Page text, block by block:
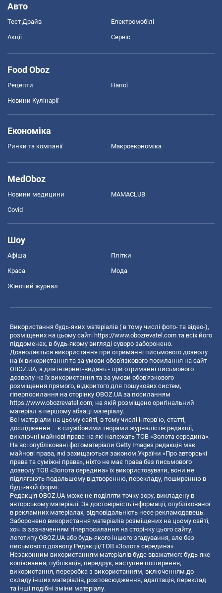
Авто
Тест Драйв Електромобілі
Акції Сервіс
Food Oboz
Рецепти Напої
Новини Кулінарії
Економіка
Ринки та компанії Макроекономіка
MedOboz
Новини медицини MAMACLUB
Covid
Шоу
Афіша Плітки
Краса Мода
Жіночий журнал
Використання будь-яких матеріалів ( в тому числі фото- та відео-),
розміщених на цьому сайті https://www.obozrevatel.com та всіх його
піддоменах, в будь-якому вигляді суворо заборонено.
Дозволяється використання при отриманні письмового дозволу
на їх використання та за умови обов'язкового посилання на сайт
OBOZ.UA, а для інтернет-видань - при отриманні письмового
дозволу на їх використання та за умови обов'язкового
розміщення прямого, відкритого для пошукових систем,
гіперпосилання на сторінку OBOZ.UA за посиланням
https://www.obozrevatel.com, на якій розміщено оригінальний
матеріал в першому абзаці матеріалу.
Всі матеріали на цьому сайті, в тому числі інтерв’ю, статті,
дослідження – є службовими творами журналістів редакції,
виключні майнові права на які належать ТОВ «Золота середина».
На всі опубліковані фотоматеріали Getty Images редакція має
майнові права, які захищаються законом України «Про авторські
права та суміжні права», ніхто не має права без письмового
дозволу ТОВ «Золота середина» їх використовувати, вони не
підлягають подальшому відтворенню, перекладу, поширенню в
будь-якій формі.
Редакція OBOZ.UA може не поділяти точку зору, викладену в
авторському матеріалі. За достовірність інформації, опублікованої
в рекламних матеріалах, відповідальність несе рекламодавець.
Заборонено використання матеріалів розміщених на цьому сайті,
хоч із зазначенням гіперпосилання на сторінку цього сайту,
логотипу OBOZ.UA або будь-якого іншого згадування, але без
письмового дозволу Редакції/ТОВ «Золота середина»
Незаконним використанням матеріалів буде вважатися: будь-яке
копiювання, публiкацiя, передрук, наступне поширення,
використання, переробка з використанням, включенням до
складу інших матеріалів, розповсюдження, адаптація, переклад
та інші подібні зміни матеріалу.